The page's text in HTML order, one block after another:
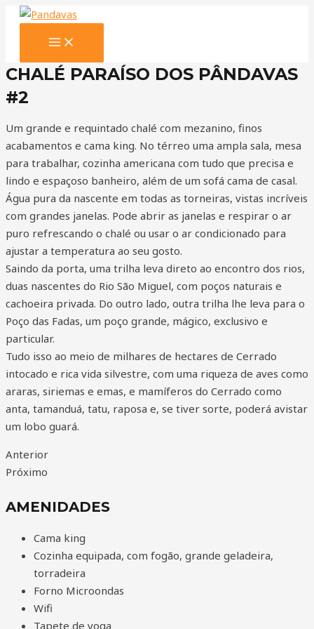
conteúdo
MAIN
MENU
CHALÉ PARAÍSO DOS PÂNDAVAS
#2
Um grande e requintado chalé com mezanino, finos
acabamentos e cama king. No térreo uma ampla sala, mesa
para trabalhar, cozinha americana com tudo que precisa e
lindo e espaçoso banheiro, além de um sofá cama de casal.
Água pura da nascente em todas as torneiras, vistas incríveis
com grandes janelas. Pode abrir as janelas e respirar o ar
puro refrescando o chalé ou usar o ar condicionado para
ajustar a temperatura ao seu gosto.
Saindo da porta, uma trilha leva direto ao encontro dos rios,
duas nascentes do Rio São Miguel, com poços naturais e
cachoeira privada. Do outro lado, outra trilha lhe leva para o
Poço das Fadas, um poço grande, mágico, exclusivo e
particular.
Tudo isso ao meio de milhares de hectares de Cerrado
intocado e rica vida silvestre, com uma riqueza de aves como
araras, siriemas e emas, e mamíferos do Cerrado como
anta, tamanduá, tatu, raposa e, se tiver sorte, poderá avistar
um lobo guará.
Anterior
Próximo
AMENIDADES
Cama king
Cozinha equipada, com fogão, grande geladeira,
torradeira
Forno Microondas
Wifi
Tapete de yoga